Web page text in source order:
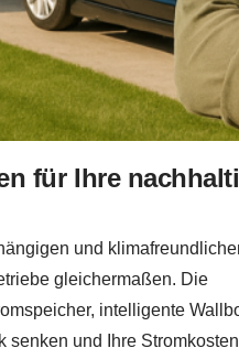
für Ihre
und
gleichermaßen. Die
intelligente
und Ihre